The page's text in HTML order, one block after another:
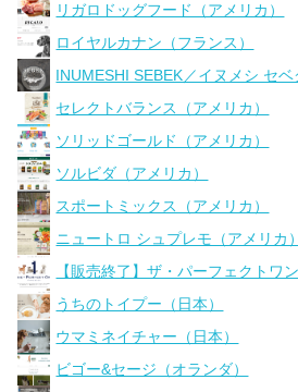
リガロドッグフード（アメリカ）
ロイヤルカナン（フランス）
INUMESHI SEBEK／イヌメシ セベ
セレクトバランス（アメリカ）
ソリッドゴールド（アメリカ）
ソルビダ（アメリカ）
スポートミックス（アメリカ）
ニュートロ シュプレモ（アメリカ）
【販売終了】ザ・パーフェクトワ
うちのトイプー（日本）
ウマミネイチャー（日本）
ビゴー&セージ（オランダ）